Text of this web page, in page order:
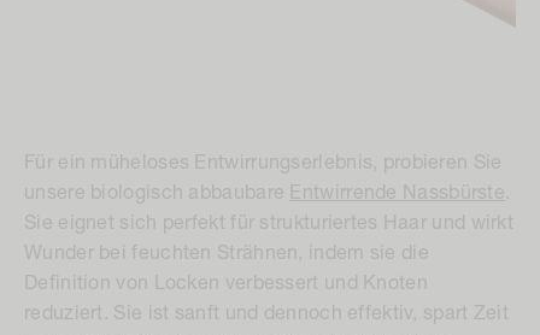
unsere biologisch abbaubareEntwirrende Nassbürste
Sie eignet sich perfekt für strukturiertes Haar und wirkt
Wunder bei feuchten Strähnen, indem sie die
Definition von Locken verbessert und Knoten
reduziert. Sie ist sanft und dennoch effektiv, spart Zeit
und sorgt dafür, dass Ihre Locken intakt bleiben.